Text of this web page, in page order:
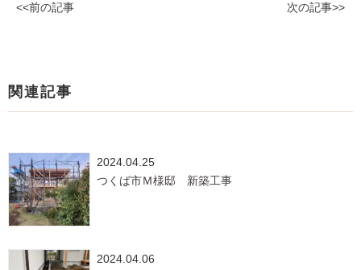
<<前の記事 次の記事>>
関連記事
2024.04.25
つくば市Ｍ様邸 新築工事
2024.04.06